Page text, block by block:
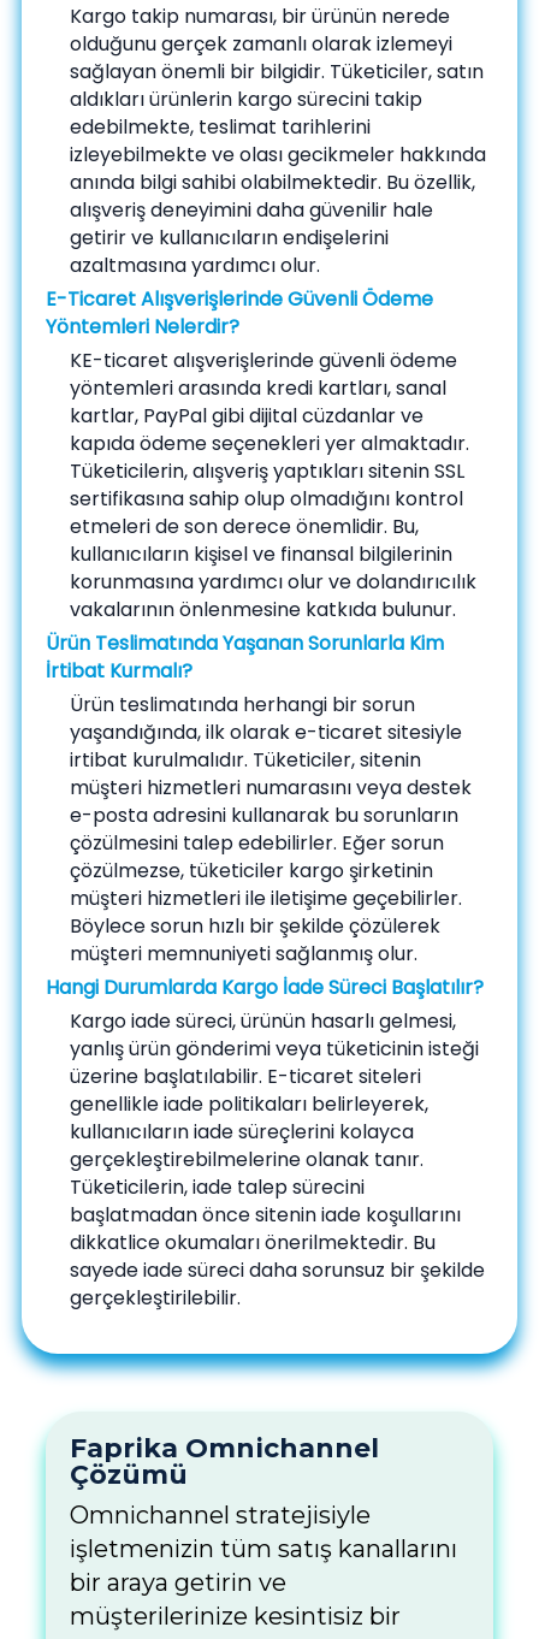
Kargo takip numarası, bir ürünün nerede
olduğunu gerçek zamanlı olarak izlemeyi
sağlayan önemli bir bilgidir. Tüketiciler, satın
aldıkları ürünlerin kargo sürecini takip
edebilmekte, teslimat tarihlerini
izleyebilmekte ve olası gecikmeler hakkında
anında bilgi sahibi olabilmektedir. Bu özellik,
alışveriş deneyimini daha güvenilir hale
getirir ve kullanıcıların endişelerini
azaltmasına yardımcı olur.
E-Ticaret Alışverişlerinde Güvenli Ödeme
Yöntemleri Nelerdir?
KE-ticaret alışverişlerinde güvenli ödeme
yöntemleri arasında kredi kartları, sanal
kartlar, PayPal gibi dijital cüzdanlar ve
kapıda ödeme seçenekleri yer almaktadır.
Tüketicilerin, alışveriş yaptıkları sitenin SSL
sertifikasına sahip olup olmadığını kontrol
etmeleri de son derece önemlidir. Bu,
kullanıcıların kişisel ve finansal bilgilerinin
korunmasına yardımcı olur ve dolandırıcılık
vakalarının önlenmesine katkıda bulunur.
Ürün Teslimatında Yaşanan Sorunlarla Kim
İrtibat Kurmalı?
Ürün teslimatında herhangi bir sorun
yaşandığında, ilk olarak e-ticaret sitesiyle
irtibat kurulmalıdır. Tüketiciler, sitenin
müşteri hizmetleri numarasını veya destek
e-posta adresini kullanarak bu sorunların
çözülmesini talep edebilirler. Eğer sorun
çözülmezse, tüketiciler kargo şirketinin
müşteri hizmetleri ile iletişime geçebilirler.
Böylece sorun hızlı bir şekilde çözülerek
müşteri memnuniyeti sağlanmış olur.
Hangi Durumlarda Kargo İade Süreci Başlatılır?
Kargo iade süreci, ürünün hasarlı gelmesi,
yanlış ürün gönderimi veya tüketicinin isteği
üzerine başlatılabilir. E-ticaret siteleri
genellikle iade politikaları belirleyerek,
kullanıcıların iade süreçlerini kolayca
gerçekleştirebilmelerine olanak tanır.
Tüketicilerin, iade talep sürecini
başlatmadan önce sitenin iade koşullarını
dikkatlice okumaları önerilmektedir. Bu
sayede iade süreci daha sorunsuz bir şekilde
gerçekleştirilebilir.
Faprika Omnichannel
Çözümü
Omnichannel stratejisiyle
işletmenizin tüm satış kanallarını
bir araya getirin ve
müşterilerinize kesintisiz bir